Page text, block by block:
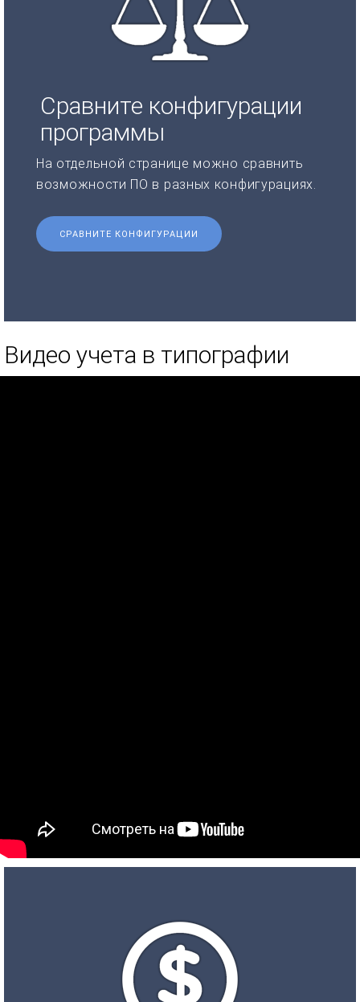
Сравните конфигурации
программы
На отдельной странице можно сравнить
возможности ПО в разных конфигурациях.
СРАВНИТЕ КОНФИГУРАЦИИ
Видео учета в типографии